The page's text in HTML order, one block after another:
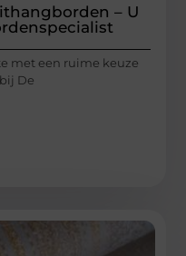
– U
met een ruime keuze
De